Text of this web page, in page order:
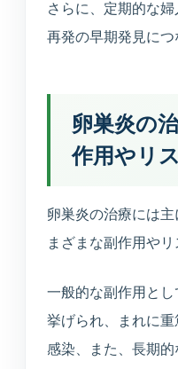
さらに、定期的な婦
再発の早期発見につ
卵巣炎の
作用やリ
卵巣炎の治療には
まざまな副作用やリ
一般的な副作用と
挙げられ、まれに
感染、また、長期